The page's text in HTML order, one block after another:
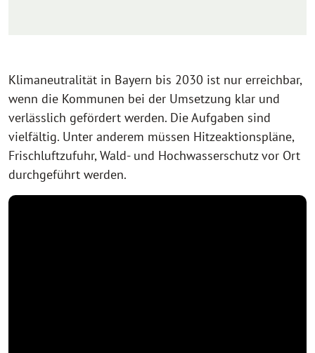
Klimaneutralität in Bayern bis 2030 ist nur erreichbar,
wenn die Kommunen bei der Umsetzung klar und
verlässlich gefördert werden. Die Aufgaben sind
vielfältig. Unter anderem müssen Hitzeaktionspläne,
Frischluftzufuhr, Wald- und Hochwasserschutz vor Ort
durchgeführt werden.